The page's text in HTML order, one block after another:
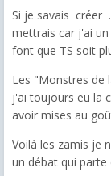
Si je savais créer
mettrais car j'ai
font que TS soit
Les "Monstres de
j'ai toujours eu la
avoir mises au
Voilà les zamis je
un débat qui parte